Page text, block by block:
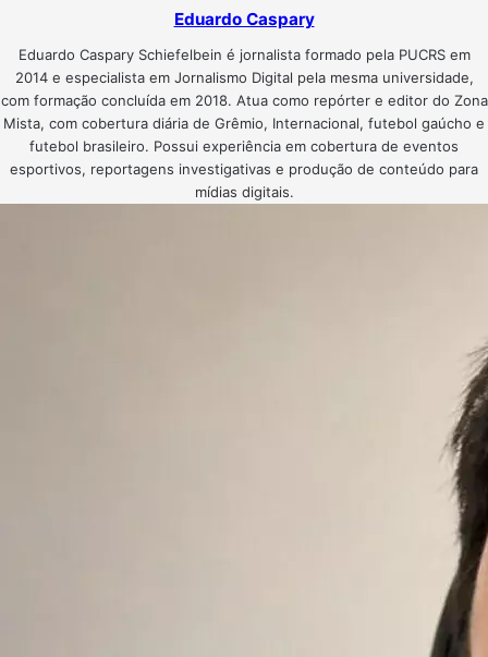
Eduardo Caspary
Eduardo Caspary Schiefelbein é jornalista formado pela PUCRS em
2014 e especialista em Jornalismo Digital pela mesma universidade,
com formação concluída em 2018. Atua como repórter e editor do Zona
Mista, com cobertura diária de Grêmio, Internacional, futebol gaúcho e
futebol brasileiro. Possui experiência em cobertura de eventos
esportivos, reportagens investigativas e produção de conteúdo para
mídias digitais.